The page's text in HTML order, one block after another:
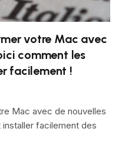
votre Mac avec
comment les
facilement !
Mac avec de nouvelles
facilement des